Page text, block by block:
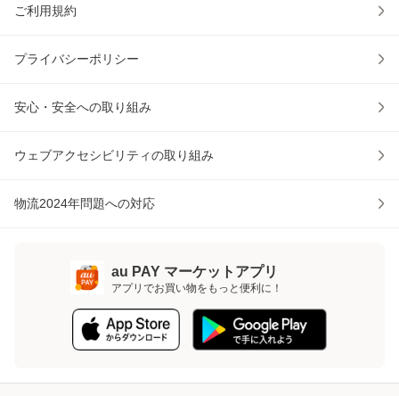
ご利用規約
プライバシーポリシー
安心・安全への取り組み
ウェブアクセシビリティの取り組み
物流2024年問題への対応
au PAY マーケットアプリ
アプリでお買い物をもっと便利に！